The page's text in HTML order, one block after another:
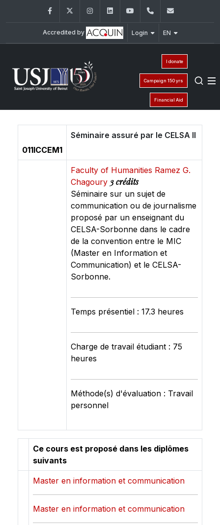
FacebookTwitter InstagramLinkedInYouTube+961 (1) 421 586
Accredited by Login EN
I donate
Campaign 150 yrs
Financial Aid
011ICCEM1
Séminaire assuré par le CELSA II
Faculty of Humanities Ramez G.
Chagoury 3 crédits
Séminaire sur un sujet de
communication ou de journalisme
proposé par un enseignant du
CELSA-Sorbonne dans le cadre
de la convention entre le MIC
(Master en Information et
Communication) et le CELSA-
Sorbonne.
Temps présentiel : 17.3 heures
Charge de travail étudiant : 75
heures
Méthode(s) d'évaluation : Travail
personnel
Ce cours est proposé dans les diplômes
suivants
Master en information et communication
Master en information et communication